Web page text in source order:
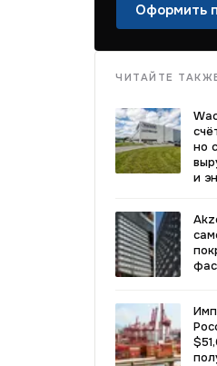
Оформить
ЧИТАЙТЕ
но
и